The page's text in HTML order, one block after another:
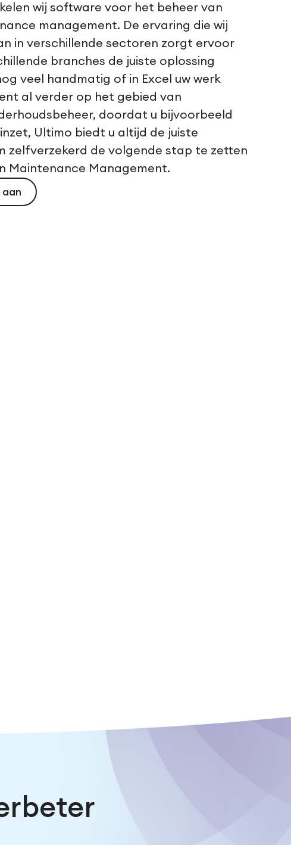
wij software voor het beheer van
management. De ervaring die wij
in verschillende sectoren zorgt ervoor
branches de juiste oplossing
veel handmatig of in Excel uw werk
al verder op het gebied van
doordat u bijvoorbeeld
Ultimo biedt u altijd de juiste
zelfverzekerd de volgende stap te zetten
Maintenance Management.
aan